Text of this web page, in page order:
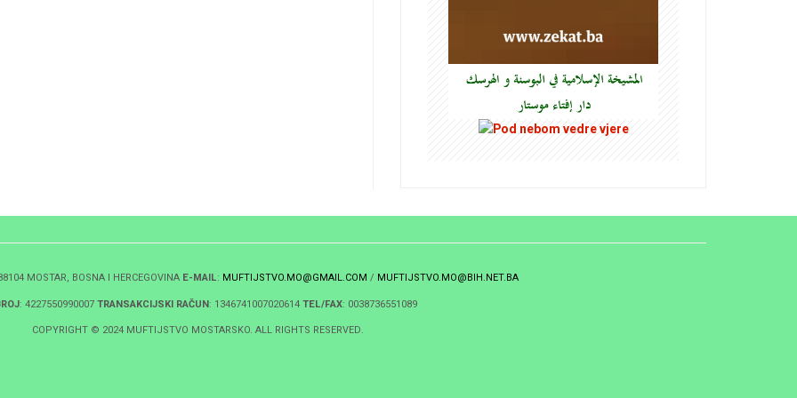
MOSTAR, BOSNA I HERCEGOVINA E-MAIL: MUFTIJSTVO.MO@GMAIL.COM / MUFTIJSTVO.MO@BIH.NET.BA
: 4227550990007 TRANSAKCIJSKI RAČUN: 1346741007020614TEL/FAX: 0038736551089
COPYRIGHT © 2024 MUFTIJSTVO MOSTARSKO. ALL RIGHTS RESERVED.